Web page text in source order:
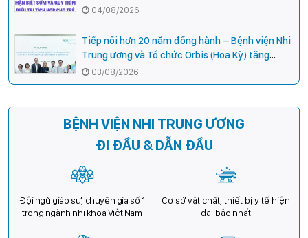
chuyên gia hàng đầu của Bệnh Viện Nhi Trung
ương
04/08/2026
Tiếp nối hơn 20 năm đồng hành – Bệnh viện Nhi
Trung ương và Tổ chức Orbis (Hoa Kỳ) tăng
cường hợp tác, mở rộng cơ hội bảo vệ thị lực
cho trẻ em Việt Nam
03/08/2026
BỆNH VIỆN NHI TRUNG ƯƠNG
ĐI ĐẦU & DẪN ĐẦU
Đội ngũ giáo sư, chuyên gia số 1
trong ngành nhi khoa Việt Nam
Cơ sở vật chất, thiết bị y tế hiện
đại bậc nhất